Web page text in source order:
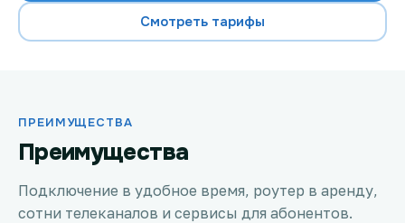
Проверить возможность подключения
Новости
Акции
Заявка на подбор тарифа
Смотреть тарифы
ПРЕИМУЩЕСТВА
Преимущества
Подключение в удобное время, роутер в аренду,
сотни телеканалов и сервисы для абонентов.